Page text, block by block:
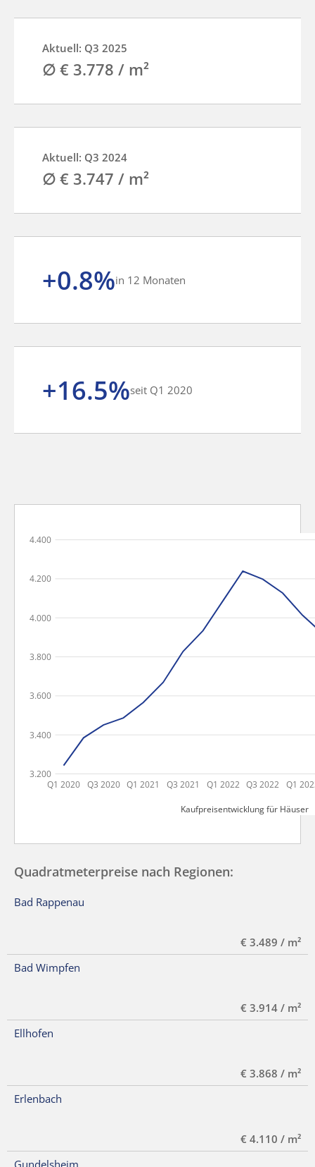
Aktuell: Q3 2025
∅ € 3.778 / m²
Aktuell: Q3 2024
∅ € 3.747 / m²
+0.8%in 12 Monaten
+16.5%seit Q1 2020
Q1 2020 Q3 2020 Q1 2021 Q3 2021 Q1 2022 Q3 2022 Q1
Kaufpreisentwicklung für Häuser
3.200
3.400
3.600
3.800
4.000
4.200
4.400
Quadratmeterpreise nach Regionen:
Bad Rappenau
€ 3.489 / m²
Bad Wimpfen
€ 3.914 / m²
Ellhofen
€ 3.868 / m²
Erlenbach
€ 4.110 / m²